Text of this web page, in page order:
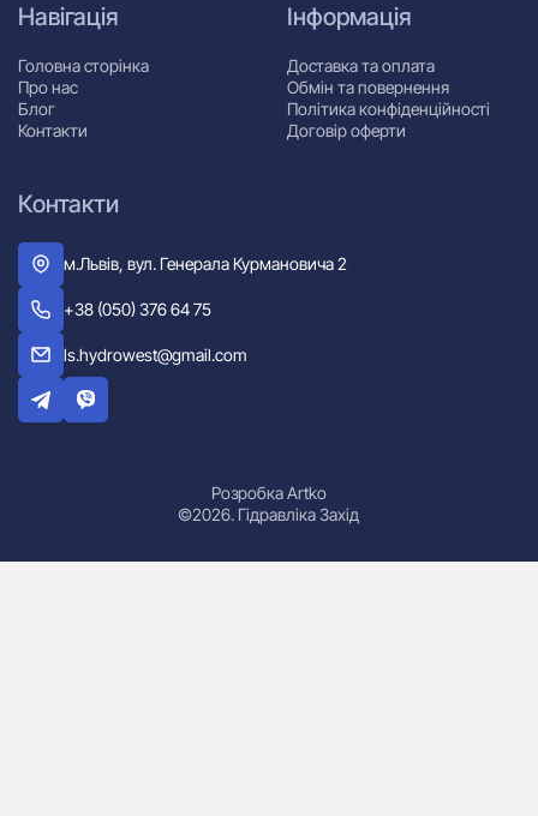
Навігація
Головна сторінка
Про нас
Блог
Контакти
Інформація
Доставка та оплата
Обмін та повернення
Політика конфіденційності
Договір оферти
Контакти
м.Львів, вул. Генерала Курмановича 2
+38 (050) 376 64 75
ls.hydrowest@gmail.com
©2026. Гідравліка Захід
Розробка Artko